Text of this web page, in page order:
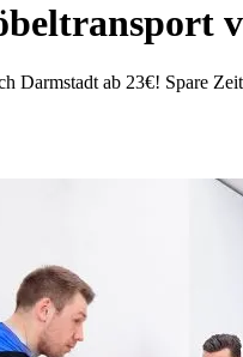
Darmstadt ab 23€! Spare